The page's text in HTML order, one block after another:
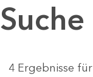
Suche
4 Ergebnisse für